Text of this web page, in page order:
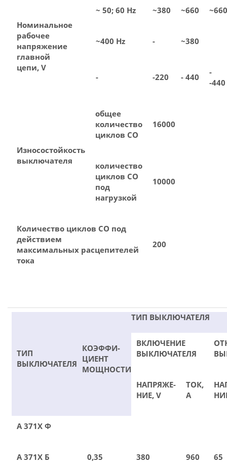
Номинальное
рабочее
напряжение
главной
цепи, V
~ 50; 60 Hz ~380 ~660 ~660
~400 Hz - ~380
- -220 - 440
-
-440
Износостойкость
выключателя
общее
количество
циклов СО
16000
количество
циклов СО
под
нагрузкой
10000
Количество циклов СО под
действием
максимальных расцепителей
тока
200
ТИП
ВЫКЛЮЧАТЕЛЯ
КОЭФФИ-
ЦИЕНТ
МОЩНОСТИ
ТИП ВЫКЛЮЧАТЕЛЯ
ВКЛЮЧЕНИЕ
ВЫКЛЮЧАТЕЛЯ
НАПРЯЖЕ-
НИЕ, V
ТОК,
А
А 371Х Ф
0,35 380 960 65
А 371Х Б